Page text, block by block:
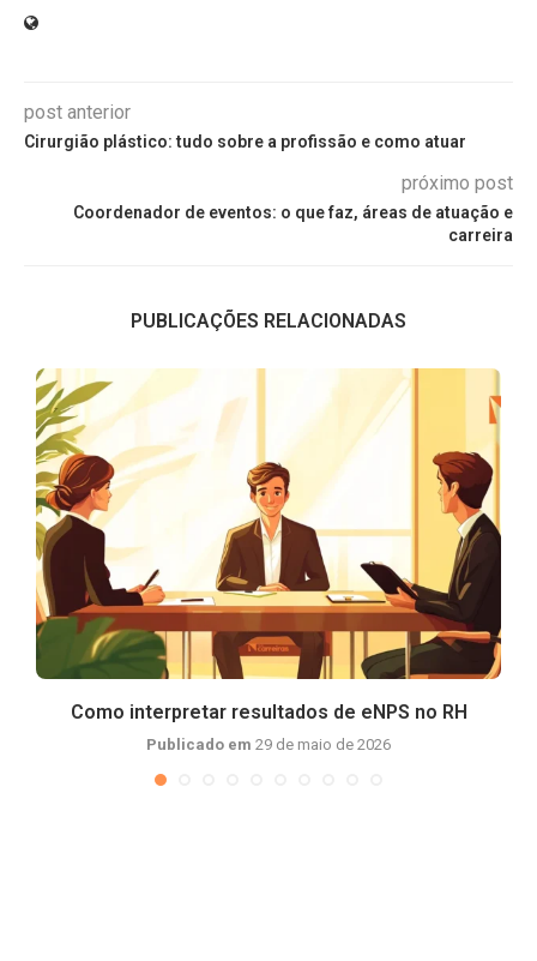
post anterior
Cirurgião plástico: tudo sobre a profissão e como atuar
próximo post
Coordenador de eventos: o que faz, áreas de atuação e
carreira
PUBLICAÇÕES RELACIONADAS
Como interpretar resultados de eNPS no RH
Publicado em 29 de maio de 2026